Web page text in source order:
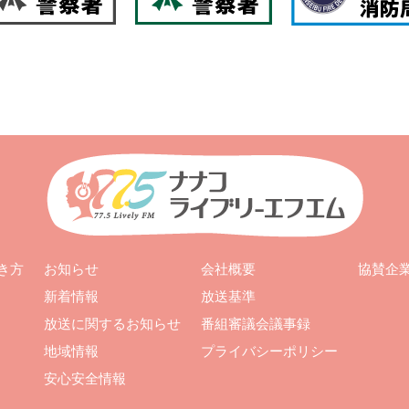
方
お知らせ
新着情報
放送に関するお知らせ
地域情報
安心安全情報
会社概要
放送基準
番組審議会議事録
プライバシーポリシー
協賛企